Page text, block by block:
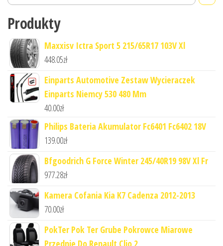
Produkty
Maxxisv Ictra Sport 5 215/65R17 103V Xl
448.05zł
Einparts Automotive Zestaw Wycieraczek
Einparts Niemcy 530 480 Mm
40.00zł
Philips Bateria Akumulator Fc6401 Fc6402 18V
139.00zł
Bfgoodrich G Force Winter 245/40R19 98V Xl Fr
977.28zł
Kamera Cofania Kia K7 Cadenza 2012-2013
70.00zł
PokTer Pok Ter Grube Pokrowce Miarowe
Przednie Do Renault Clio 2